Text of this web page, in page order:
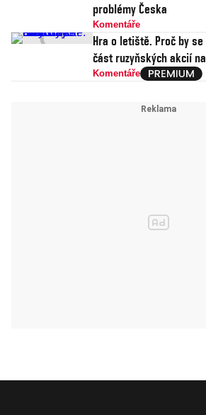
problémy Česka
Komentáře
Hra o letiště. Proč by
část ruzyňských akcií
Komentáře